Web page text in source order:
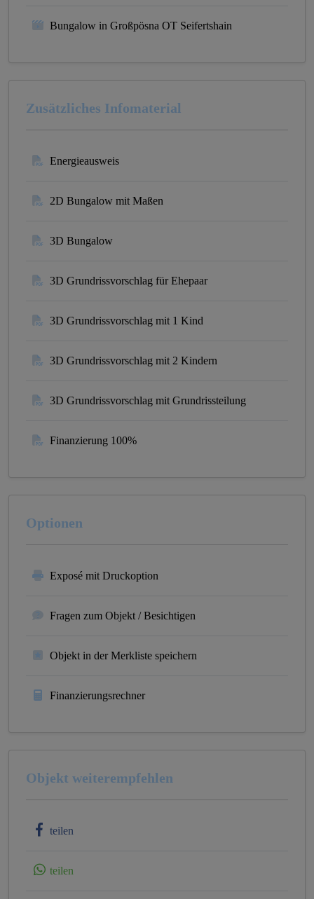
Bungalow in Großpösna OT Seifertshain
Zusätzliches Infomaterial
Energieausweis
2D Bungalow mit Maßen
3D Bungalow
3D Grundrissvorschlag für Ehepaar
3D Grundrissvorschlag mit 1 Kind
3D Grundrissvorschlag mit 2 Kindern
3D Grundrissvorschlag mit Grundrissteilung
Finanzierung 100%
Optionen
Exposé mit Druckoption
Fragen zum Objekt / Besichtigen
Objekt in der Merkliste speichern
Finanzierungsrechner
Objekt weiterempfehlen
teilen
teilen